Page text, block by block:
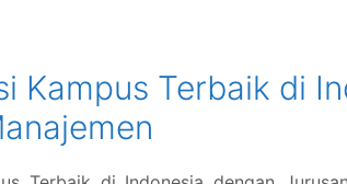
Kampus Terbaik di